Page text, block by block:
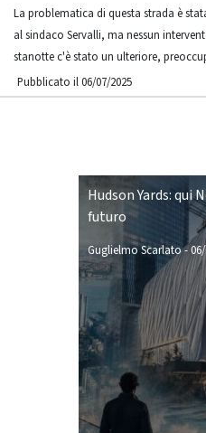
La problematica di questa strada è
al sindaco Servalli, ma nessun
stanotte c'è stato un ulteriore,
Pubblicato il 06/07/2025
Hudson Yards: qui
futuro
Guglielmo Scarlato-